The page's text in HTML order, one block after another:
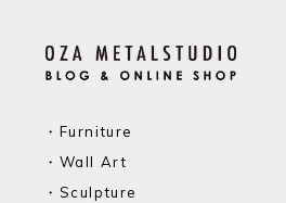
・Furniture
・Wall Art
・Sculpture